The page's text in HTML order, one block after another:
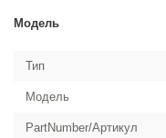
Модель
Тип
Модель
PartNumber/Артикул